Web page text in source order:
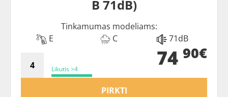
B 71dB)
Tinkamumas modeliams:
E
C 71dB
Likutis >4 74 90€
PIRKTI